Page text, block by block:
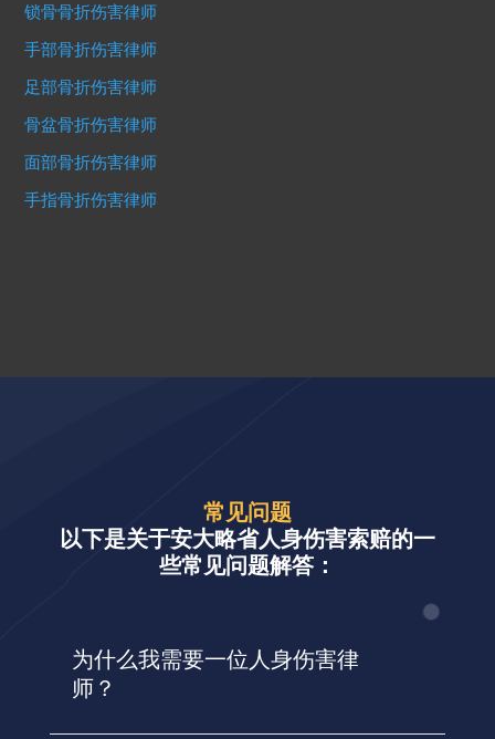
锁骨骨折伤害律师
手部骨折伤害律师
足部骨折伤害律师
骨盆骨折伤害律师
面部骨折伤害律师
手指骨折伤害律师
常见问题
以下是关于安大略省人身伤害索赔的一
些常见问题解答：
为什么我需要一位人身伤害律
师？